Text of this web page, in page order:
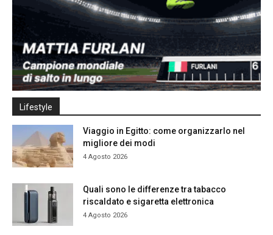
Lifestyle
Viaggio in Egitto: come organizzarlo nel
migliore dei modi
4 Agosto 2026
Quali sono le differenze tra tabacco
riscaldato e sigaretta elettronica
4 Agosto 2026